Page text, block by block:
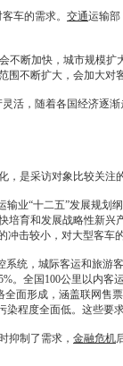
车的需求。 交通运输部
断加快，城市规模扩
不断扩大，会加大对
，随着各国经济逐
是采访对象比较关注的
输业“十二五”发展规
培育和发展战略性新兴
冲击较小，对大型客车
统，城际客运和旅
。全国100公里以内
面形成，涵盖联网
程度全面低。这些要
抑制了需求， 金融危机